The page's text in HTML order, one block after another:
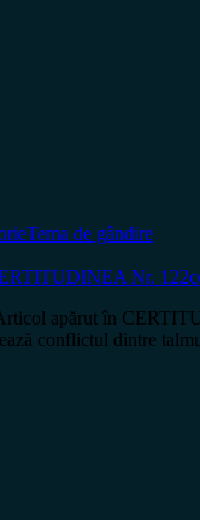
Tema de gândire
Nr. 122
apărut în
conflictul dintre